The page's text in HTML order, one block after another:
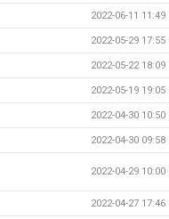
2022-06-11 11:49
2022-05-29 17:55
2022-05-22 18:09
2022-05-19 19:05
2022-04-30 10:50
2022-04-30 09:58
2022-04-29 10:00
2022-04-27 17:46